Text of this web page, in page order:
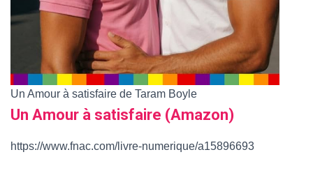
Un Amour à satisfaire de Taram Boyle
Un Amour à satisfaire (Amazon)
https://www.fnac.com/livre-numerique/a15896693